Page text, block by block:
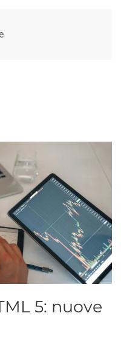
5: nuove